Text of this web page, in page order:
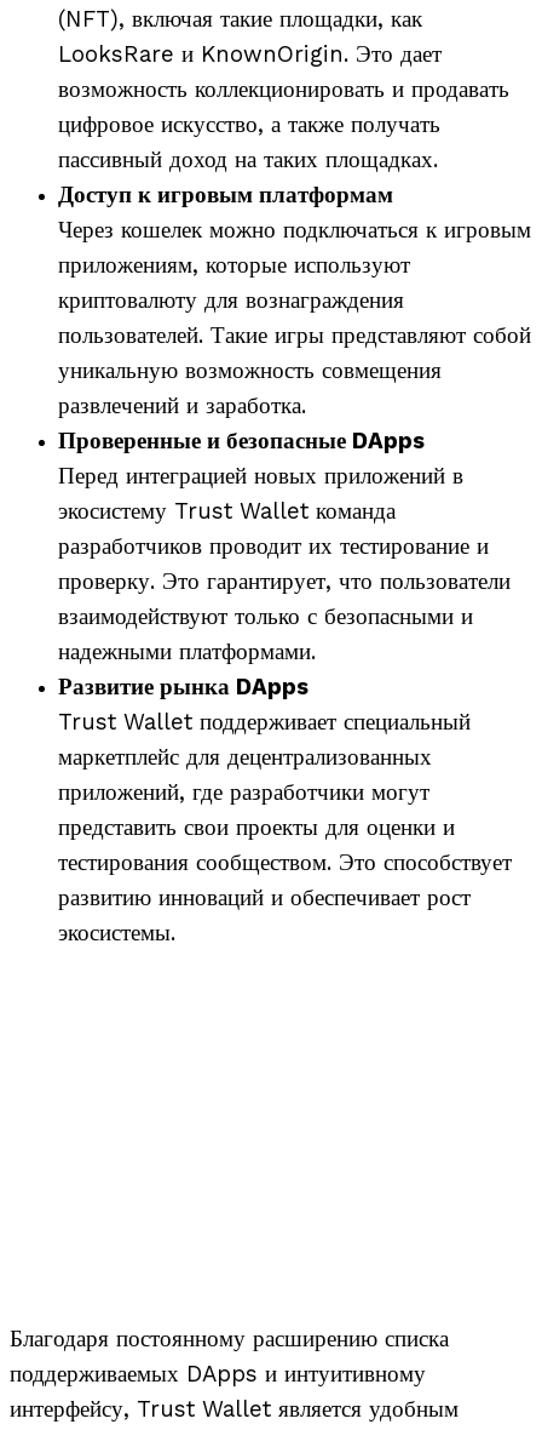
(NFT), включая такие площадки, как
LooksRare и KnownOrigin. Это дает
возможность коллекционировать и продавать
цифровое искусство, а также получать
пассивный доход на таких площадках.
Доступ к игровым платформам
Через кошелек можно подключаться к игровым
приложениям, которые используют
криптовалюту для вознаграждения
пользователей. Такие игры представляют собой
уникальную возможность совмещения
развлечений и заработка.
Проверенные и безопасные DApps
Перед интеграцией новых приложений в
экосистему Trust Wallet команда
разработчиков проводит их тестирование и
проверку. Это гарантирует, что пользователи
взаимодействуют только с безопасными и
надежными платформами.
Развитие рынка DApps
Trust Wallet поддерживает специальный
маркетплейс для децентрализованных
приложений, где разработчики могут
представить свои проекты для оценки и
тестирования сообществом. Это способствует
развитию инноваций и обеспечивает рост
экосистемы.
Благодаря постоянному расширению списка
поддерживаемых DApps и интуитивному
интерфейсу, Trust Wallet является удобным